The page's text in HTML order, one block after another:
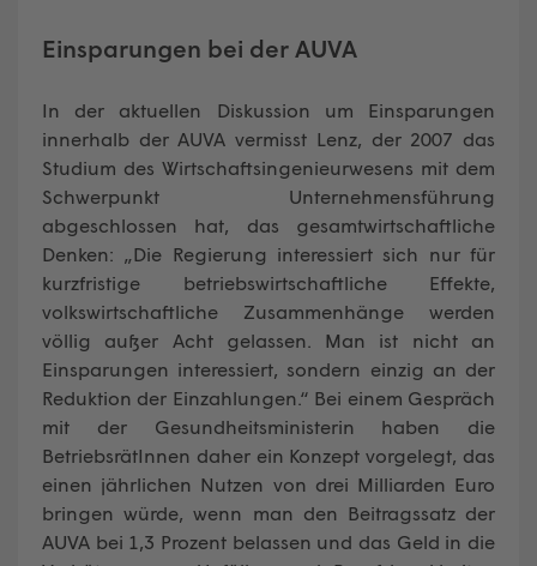
Einsparungen bei der AUVA
In der aktuellen Diskussion um Einsparungen
innerhalb der AUVA vermisst Lenz, der 2007 das
Studium des Wirtschaftsingenieurwesens mit dem
Schwerpunkt Unternehmensführung
abgeschlossen hat, das gesamtwirtschaftliche
Denken: „Die Regierung interessiert sich nur für
kurzfristige betriebswirtschaftliche Effekte,
volkswirtschaftliche Zusammenhänge werden
völlig außer Acht gelassen. Man ist nicht an
Einsparungen interessiert, sondern einzig an der
Reduktion der Einzahlungen.“ Bei einem Gespräch
mit der Gesundheitsministerin haben die
BetriebsrätInnen daher ein Konzept vorgelegt, das
einen jährlichen Nutzen von drei Milliarden Euro
bringen würde, wenn man den Beitragssatz der
AUVA bei 1,3 Prozent belassen und das Geld in die